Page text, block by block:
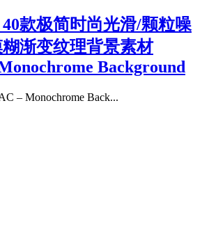
40款极简时尚光滑/颗粒噪
渐变纹理背景素材
Background
– Monochrome Back...